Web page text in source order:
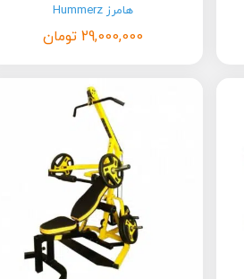
هامرز Hummerz
29,000,000 تومان